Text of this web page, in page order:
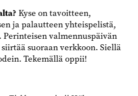
Kyse on tavoitteen,
ja palautteen yhteispelistä,
valmennuspäivän
suoraan verkkoon. Siellä
Tekemällä oppii!